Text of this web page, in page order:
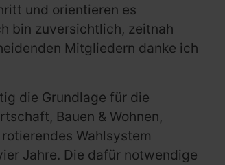
und orientieren es
bin zuversichtlich, zeitnah
Mitgliedern danke ich
die Grundlage für die
Bauen & Wohnen,
Wahlsystem
Jahre. Die dafür notwendige